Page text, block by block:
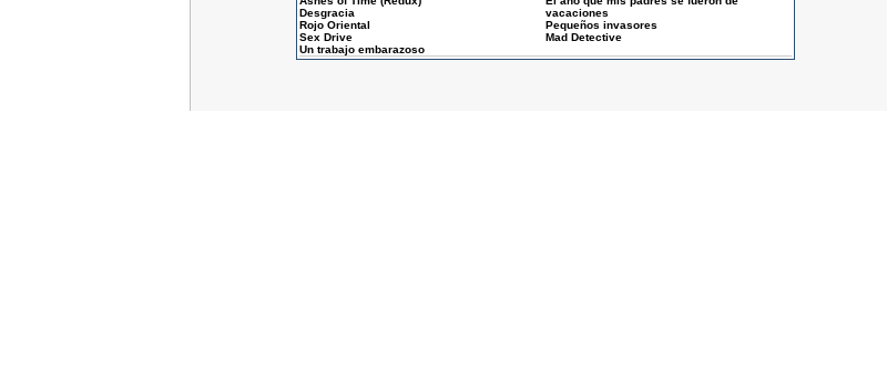
Desgracia
Rojo Oriental
Sex Drive
Un trabajo embarazoso
vacaciones
Pequeños invasores
Mad Detective